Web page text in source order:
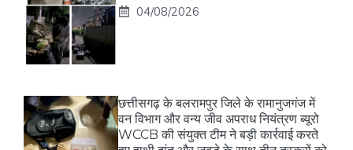
04/08/2026
छत्तीसगढ़ के बलरामपुर जिले के रामानुजगंज में
वन विभाग और वन्य जीव अपराध नियंत्रण ब्यूरो
WCCB की संयुक्त टीम ने बड़ी कार्रवाई करते